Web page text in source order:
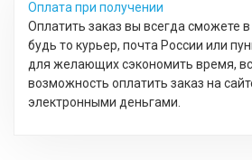
Оплата при получении
Оплатить заказ вы всегда сможете
будь то курьер, почта России или
для желающих сэкономить время,
возможность оплатить заказ на
электронными деньгами.